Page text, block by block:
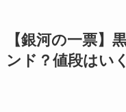
【銀河の一票】
ンド？値段はい